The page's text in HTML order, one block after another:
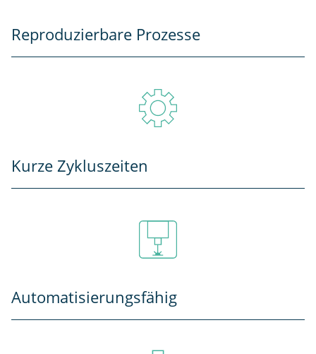
Reproduzierbare Prozesse
Kurze Zykluszeiten
Automatisierungsfähig